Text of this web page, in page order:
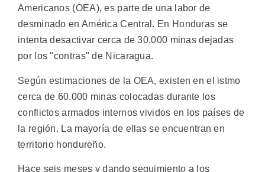
Americanos (OEA), es parte de una labor de
desminado en América Central. En Honduras se
intenta desactivar cerca de 30.000 minas dejadas
por los "contras" de Nicaragua.
Según estimaciones de la OEA, existen en el istmo
cerca de 60.000 minas colocadas durante los
conflictos armados internos vividos en los países de
la región. La mayoría de ellas se encuentran en
territorio hondureño.
Hace seis meses y dando seguimiento a los